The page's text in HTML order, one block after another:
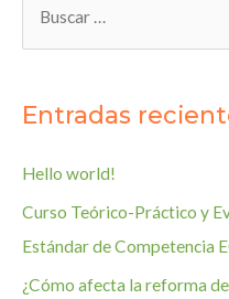
los
solares
c
r
:
Entradas
Hello world!
Curso Teórico-Práctico y
Estándar de Competencia
¿Cómo afecta la reforma